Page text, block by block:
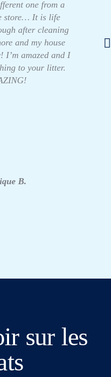
one from a
store… It is life
after cleaning
and my house
I’m amazed and I
to your litter.
B.
sur les